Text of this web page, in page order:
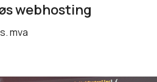
webhosting
mva